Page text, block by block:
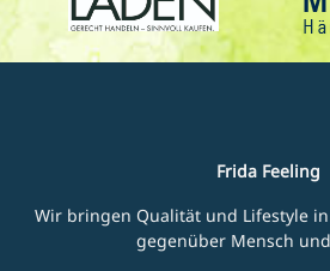
Frida Feeling
Wir bringen Qualität und Lifestyle
gegenüber Mensch